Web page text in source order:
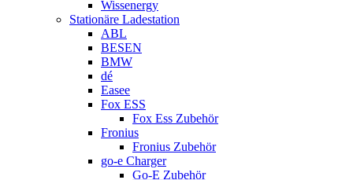
Wissenergy
Stationäre Ladestation
ABL
BESEN
BMW
dé
Easee
Fox ESS
Fox Ess Zubehör
Fronius
Fronius Zubehör
go-e Charger
Go-E Zubehör